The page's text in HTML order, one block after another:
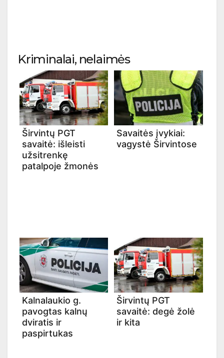
Kriminalai, nelaimės
Širvintų PGT
savaitė: išleisti
užsitrenkę
patalpoje žmonės
Savaitės įvykiai:
vagystė Širvintose
Kalnalaukio g.
pavogtas kalnų
dviratis ir
paspirtukas
Širvintų PGT
savaitė: degė žolė
ir kita